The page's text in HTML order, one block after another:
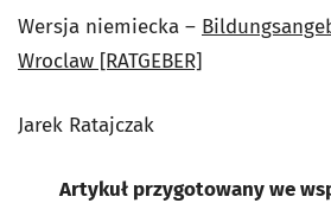
Wersja niemiecka –
Wroclaw [RATGEBER]
Jarek Ratajczak
Artykuł przygotowany we